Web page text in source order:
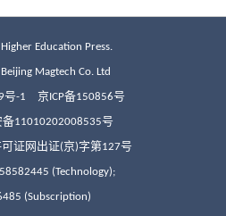
Education Press.
Magtech Co. Ltd
号-1 京ICP备150856号
11010202008535号
证网出证(京)字第127号
(Technology);
(Subscription)